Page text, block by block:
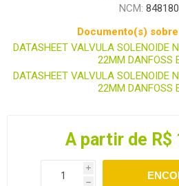
NCM:
Documento(s)
DATASHEET VALVULA SOLENOIDE
22MM DANFOSS
DATASHEET VALVULA SOLENOIDE
22MM DANFOSS
A partir de R$
i
h